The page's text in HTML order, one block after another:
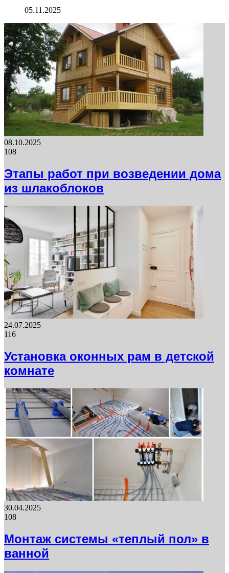
05.11.2025
08.10.2025
108
Этапы работ при возведении дома
из шлакоблоков
24.07.2025
116
Установка оконных рам в детской
комнате
30.04.2025
108
Монтаж системы «теплый пол» в
ванной